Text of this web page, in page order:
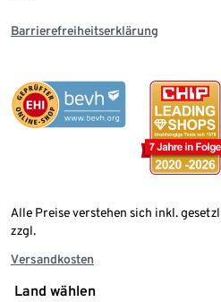
Barrierefreiheitserklärung
Alle Preise verstehen sich inkl.
zzgl.
Versandkosten
Land wählen